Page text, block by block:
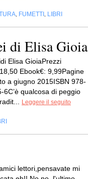
FUMETTI LIBRI
di Elisa Gioia
Elisa GioiaPrezzi
Ebook€: 9,99Pagine
a giugno 2015ISBN 978-
6C’è qualcosa di peggio
Leggere il seguito
lettori,pensavate mi